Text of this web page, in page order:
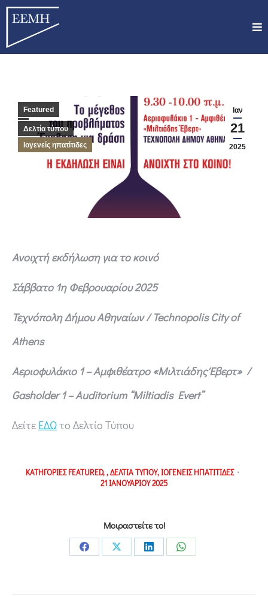
Ιαν
21
2025
Featured
Δελτία τύπου
Ιογενείς ηπατίτιδες
Ανοιχτή εκδήλωση για το κοινό
Σάββατο 1η Φεβρουαρίου 2025
Τεχνόπολη Δήμου Αθηναίων / Technopolis City of
Athens
Αεριοφυλάκιο 1 – Αμφιθέατρο «Μιλτιάδης Έβερτ»/
Gasholder 1 – Auditorium “Miltiadis Evert”
Δείτε ΕΔΩτο Δελτίο Τύπου
ΚΑΤΗΓΟΡΙΕΣFEATURED,,ΔΕΛΤΙΑ ΤΥΠΟΥ,ΙΟΓΕΝΕΙΣ ΗΠΑΤΙΤΙΔΕΣ
21 ΙΑΝΟΥΑΡΙΟΥ 2025
Μοιραστείτε το!